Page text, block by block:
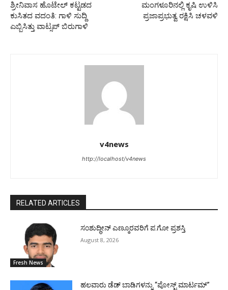
ಶ್ರೀನಿವಾಸ ಹೊಟೇಲ್ ಕಟ್ಟಡದ
ಕುಸಿತದ ವದಂತಿ: ಗಾಳಿ ಸುದ್ದಿ
ಎಬ್ಬಿಸಿತ್ತು ವಾಟ್ಸಪ್ ಬಿರುಗಾಳಿ
ಮಂಗಳೂರಿನಲ್ಲಿ ಕೃಷಿ ಉಳಿಸಿ
ಪ್ರಜಾಪ್ರಭುತ್ವ ರಕ್ಷಿಸಿ ಚಳವಳಿ
v4news
http://localhost/v4news
RELATED ARTICLES
Fresh News
ಸಂಶುದ್ಧೀನ್ ಎಣ್ಮೂರವರಿಗೆ ಪ.ಗೋ ಪ್ರಶಸ್ತಿ
August 8, 2026
ಹಲವಾರು ಡೆಡ್ ಬಾಡಿಗಳನ್ನು “ಪೋಸ್ಟ್ ಮಾರ್ಟಮ್”